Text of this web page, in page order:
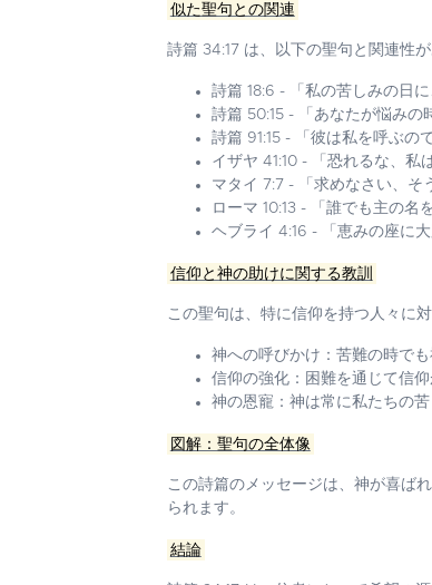
似た聖句との関連
詩篇 34:17 は、以下の聖句と関連性が
詩篇 18:6 - 「私の苦しみの日
詩篇 50:15 - 「あなたが悩みの
詩篇 91:15 - 「彼は私を呼ぶの
イザヤ 41:10 - 「恐れるな、私
マタイ 7:7 - 「求めなさい、そ
ローマ 10:13 - 「誰でも主の名
ヘブライ 4:16 - 「恵みの座に
信仰と神の助けに関する教訓
この聖句は、特に信仰を持つ人々に
神への呼びかけ： 苦難の時で
信仰の強化： 困難を通じて信
神の恩寵： 神は常に私たちの
図解：聖句の全体像
この詩篇のメッセージは、神が喜ば
られます。
結論